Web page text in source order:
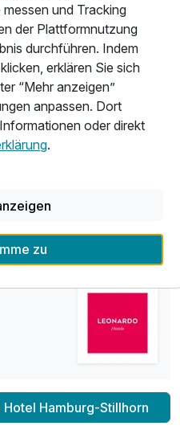
p.P. ab208,00 €
schönes Wetter
verschiedene Angebote,
eine Sauna.
Stil eines englischen
in der Nähe der
von Hamburg ist etwa 15
sind in nur wenige
Hamburg-Stillhorn
und Tracking
der Plattformnutzung
durchführen. Indem
erklären Sie sich
“Mehr anzeigen”
anpassen. Dort
oder direkt
.
zu